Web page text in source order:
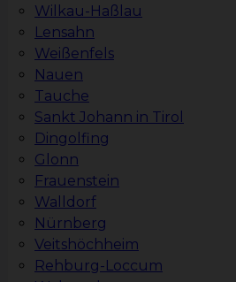
Wilkau-Haßlau
Lensahn
Weißenfels
Nauen
Tauche
Sankt Johann in Tirol
Dingolfing
Glonn
Frauenstein
Walldorf
Nürnberg
Veitshöchheim
Rehburg-Loccum